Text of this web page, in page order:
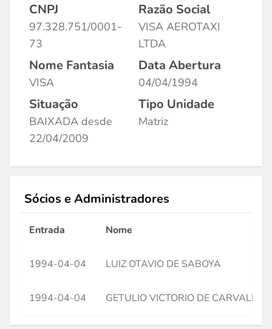
CNPJ
97.328.751/0001-
73
Razão Social
VISA AEROTAXI
LTDA
Nome Fantasia
VISA
Data Abertura
04/04/1994
Situação
BAIXADA desde
22/04/2009
Tipo Unidade
Matriz
Sócios e Administradores
Entrada Nome
1994-04-04 LUIZ OTAVIO DE SABOYA
1994-04-04 GETULIO VICTORIO DE CARVALHO